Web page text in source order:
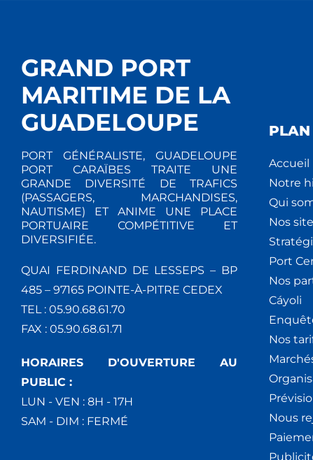
GRAND PORT
MARITIME DE LA
GUADELOUPE
PORT GÉNÉRALISTE, GUADELOUPE
PORT CARAÏBES TRAITE UNE
GRANDE DIVERSITÉ DE TRAFICS
(PASSAGERS, MARCHANDISES,
NAUTISME) ET ANIME UNE PLACE
PORTUAIRE COMPÉTITIVE ET
DIVERSIFIÉE.
QUAI FERDINAND DE LESSEPS – BP
485 – 97165 POINTE-À-PITRE CEDEX
TEL : 05.90.68.61.70
FAX : 05.90.68.61.71
HORAIRES D'OUVERTURE AU
PUBLIC :
LUN - VEN : 8H - 17H
SAM - DIM : FERMÉ
Accueil
Notre
Qui
Nos
Port
Nos
Cáyoli
Nos
Nous